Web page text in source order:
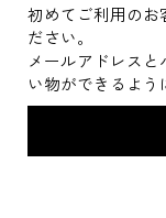
初めてご利用のお
ださい。
メールアドレス
い物ができるよう